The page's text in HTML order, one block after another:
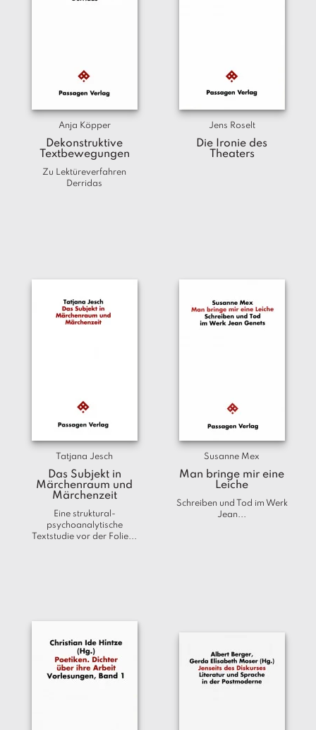
Anja Köpper
Dekonstruktive
Textbewegungen
Zu Lektüreverfahren
Derridas
Jens Roselt
Die Ironie des
Theaters
Tatjana Jesch
Das Subjekt in
Märchenraum und
Märchenzeit
Eine struktural-
psychoanalytische
Textstudie vor der Folie...
Susanne Mex
Man bringe mir eine
Leiche
Schreiben und Tod im Werk
Jean...